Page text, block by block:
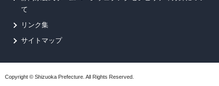
て
リンク集
サイトマップ
Copyright © Shizuoka Prefecture. All Rights Reserved.